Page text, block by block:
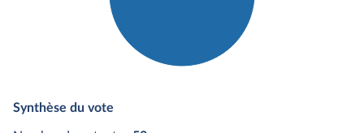
Synthèse du vote